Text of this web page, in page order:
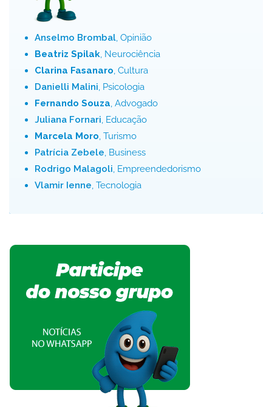
Anselmo Brombal, Opinião
Beatriz Spilak, Neurociência
Clarina Fasanaro, Cultura
Danielli Malini, Psicologia
Fernando Souza, Advogado
Juliana Fornari, Educação
Marcela Moro, Turismo
Patrícia Zebele, Business
Rodrigo Malagoli, Empreendedorismo
Vlamir Ienne, Tecnologia